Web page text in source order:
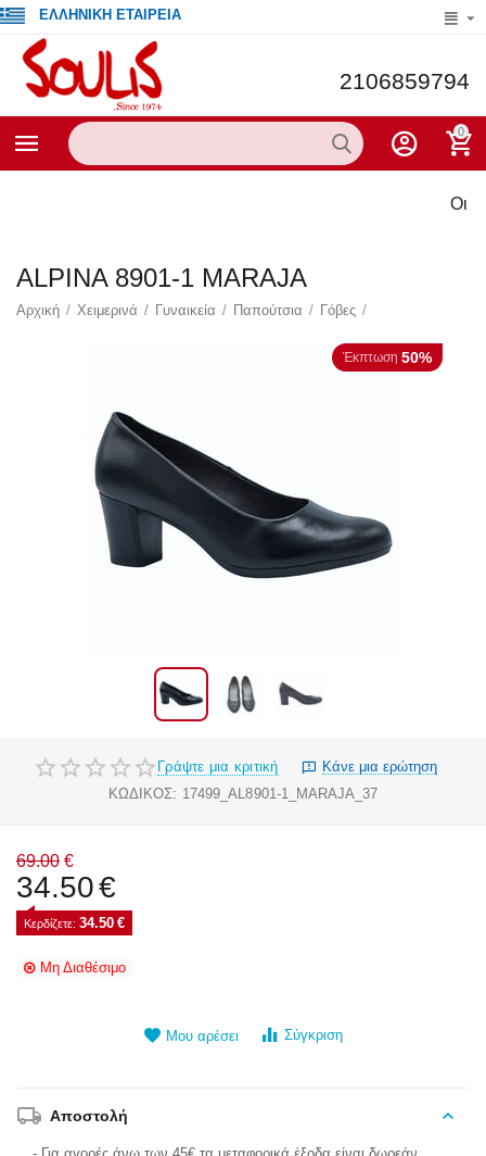
ΕΛΛΗΝΙΚΗ ΕΤΑΙΡΕΙΑ
2106859794
0
Οι
ALPINA 8901-1 MARAJA
Αρχική / Χειμερινά / Γυναικεία / Παπούτσια / Γόβες /
Έκπτωση 50%
Γράψτε μια κριτική
Κάνε μια ερώτηση
ΚΩΔΙΚΟΣ: 17499_AL8901-1_MARAJA_37
69.00 €
34.50€
Κερδίζετε: 34.50 €
Μη Διαθέσιμο
Μου αρέσει Σύγκριση
Αποστολή